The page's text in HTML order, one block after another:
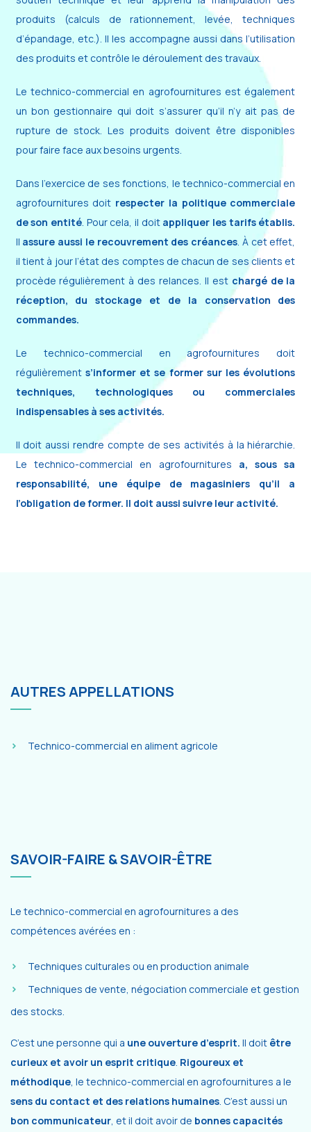
produits (calculs de rationnement, levée, techniques
d’épandage, etc.). Il les accompagne aussi dans l’utilisation
des produits et contrôle le déroulement des travaux.
Le technico-commercial en agrofournitures est également
un bon gestionnaire qui doit s’assurer qu’il n’y ait pas de
rupture de stock. Les produits doivent être disponibles
pour faire face aux besoins urgents.
Dans l’exercice de ses fonctions, le technico-commercial en
agrofournitures doit respecter la politique commerciale
de son entité. Pour cela, il doit appliquer les tarifs établis.
Il assure aussi le recouvrement des créances . À cet effet,
il tient à jour l’état des comptes de chacun de ses clients et
procède régulièrement à des relances. Il est chargé de la
réception, du stockage et de la conservation des
commandes.
Le technico-commercial en agrofournitures doit
régulièrement s’informer et se former sur les évolutions
techniques, technologiques ou commerciales
indispensables à ses activités.
Il doit aussi rendre compte de ses activités à la hiérarchie.
Le technico-commercial en agrofournitures a, sous sa
responsabilité, une équipe de magasiniers qu’il a
l’obligation de former. Il doit aussi suivre leur activité.
AUTRES APPELLATIONS
Technico-commercial en aliment agricole
SAVOIR-FAIRE & SAVOIR-ÊTRE
Le technico-commercial en agrofournitures a des
compétences avérées en :
Techniques culturales ou en production animale
Techniques de vente, négociation commerciale et gestion
des stocks.
C’est une personne qui a une ouverture d’esprit. Il doit être
curieux et avoir un esprit critique Rigoureux et
méthodique , le technico-commercial en agrofournitures a le
sens du contact et des relations humaines . C’est aussi un
bon communicateur , et il doit avoir de bonnes capacités